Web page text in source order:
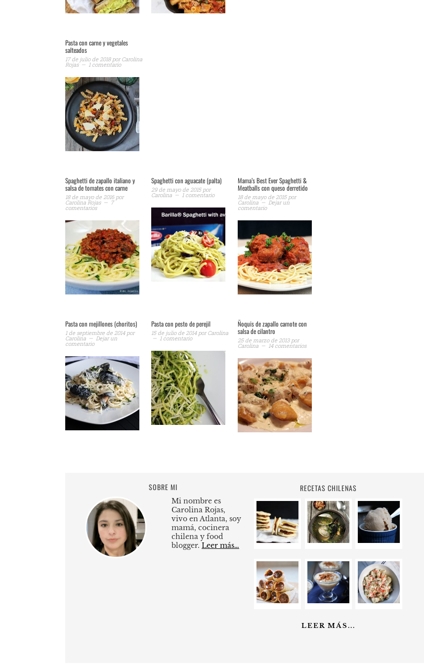
Pasta con carne y vegetales
salteados
17 de julio de 2018porCarolina
Rojas 1 comentario
Spaghetti de zapallo italiano y
salsa de tomates con carne
18 de mayo de 2016por
Carolina Rojas 7
comentarios
Spaghetti con aguacate (palta)
29 de mayo de 2015por
Carolina 1 comentario
Mama’s Best Ever Spaghetti &
Meatballs con queso derretido
18 de mayo de 2015por
Carolina Dejar un
comentario
Pasta con mejillones (choritos)
1 de septiembre de 2014por
Carolina Dejar un
comentario
Pasta con pesto de perejil
15 de julio de 2014porCarolina
1 comentario
Ñoquis de zapallo camote con
salsa de cilantro
25 de marzo de 2013por
Carolina 14 comentarios
SOBRE MI
Mi nombre es
Carolina Rojas,
vivo en Atlanta, soy
mamá, cocinera
chilena y food
blogger. Leer más…
RECETAS CHILENAS
LEER MÁS...